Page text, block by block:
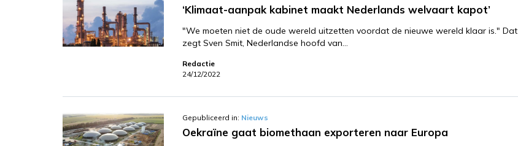
‘Klimaat-aanpak kabinet maakt Nederlands welvaart kapot’
"We moeten niet de oude wereld uitzetten voordat de nieuwe wereld klaar is." Dat
zegt Sven Smit, Nederlandse hoofd van…
Redactie
24/12/2022
Gepubliceerd in: Nieuws
Oekraïne gaat biomethaan exporteren naar Europa